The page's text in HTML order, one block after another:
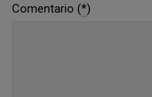
Comentario (*)